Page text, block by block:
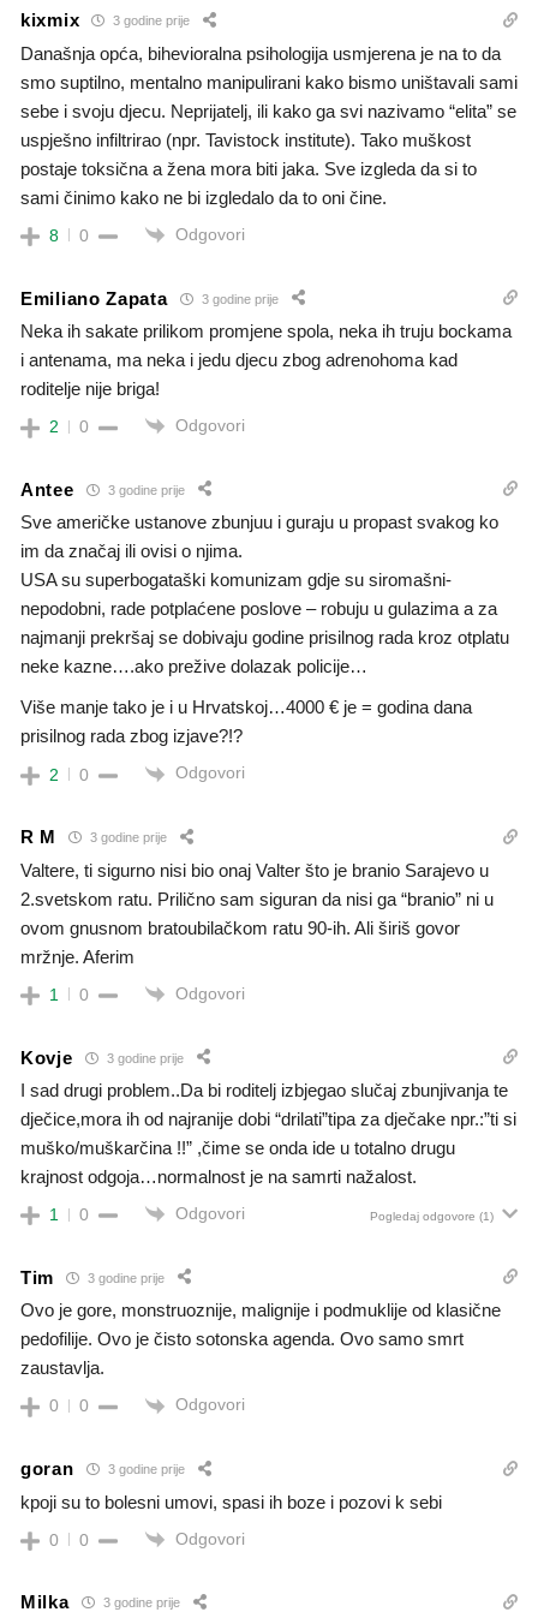
kixmix 3 godine prije
Današnja opća, bihevioralna psihologija usmjerena je na to da
smo suptilno, mentalno manipulirani kako bismo uništavali sami
sebe i svoju djecu. Neprijatelj, ili kako ga svi nazivamo “elita” se
uspješno infiltrirao (npr. Tavistock institute). Tako muškost
postaje toksična a žena mora biti jaka. Sve izgleda da si to
sami činimo kako ne bi izgledalo da to oni čine.
8 0 Odgovori
Emiliano Zapata 3 godine prije
Neka ih sakate prilikom promjene spola, neka ih truju bockama
i antenama, ma neka i jedu djecu zbog adrenohoma kad
roditelje nije briga!
2 0 Odgovori
Antee 3 godine prije
Sve američke ustanove zbunjuu i guraju u propast svakog ko
im da značaj ili ovisi o njima.
USA su superbogataški komunizam gdje su siromašni-
nepodobni, rade potplaćene poslove – robuju u gulazima a za
najmanji prekršaj se dobivaju godine prisilnog rada kroz otplatu
neke kazne….ako prežive dolazak policije…
Više manje tako je i u Hrvatskoj…4000 € je = godina dana
prisilnog rada zbog izjave?!?
2 0 Odgovori
R M 3 godine prije
Valtere, ti sigurno nisi bio onaj Valter što je branio Sarajevo u
2.svetskom ratu. Prilično sam siguran da nisi ga “branio” ni u
ovom gnusnom bratoubilačkom ratu 90-ih. Ali širiš govor
mržnje. Aferim
1 0 Odgovori
Kovje 3 godine prije
I sad drugi problem..Da bi roditelj izbjegao slučaj zbunjivanja te
dječice,mora ih od najranije dobi “drilati”tipa za dječake npr.:”ti si
muško/muškarčina !!” ,čime se onda ide u totalno drugu
krajnost odgoja…normalnost je na samrti nažalost.
1 0 Odgovori Pogledaj odgovore (1)
Tim 3 godine prije
Ovo je gore, monstruoznije, malignije i podmuklije od klasične
pedofilije. Ovo je čisto sotonska agenda. Ovo samo smrt
zaustavlja.
0 0 Odgovori
goran 3 godine prije
kpoji su to bolesni umovi, spasi ih boze i pozovi k sebi
0 0 Odgovori
Milka 3 godine prije